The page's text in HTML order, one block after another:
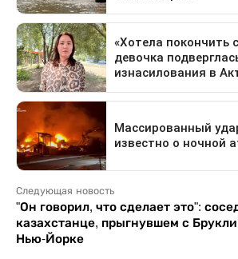
Следующая новость
"Он говорил, что сделает это":
казахстанце, прыгнувшем с
Нью-Йорке